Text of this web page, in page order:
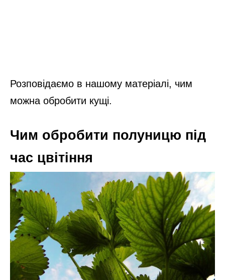
Розповідаємо в нашому матеріалі, чим
можна обробити кущі.
Чим обробити полуницю під
час цвітіння